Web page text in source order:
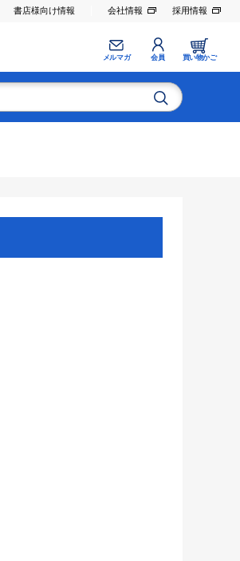
書店様向け情報 会社情報 採用情報
メルマガ 会員 買い物かご